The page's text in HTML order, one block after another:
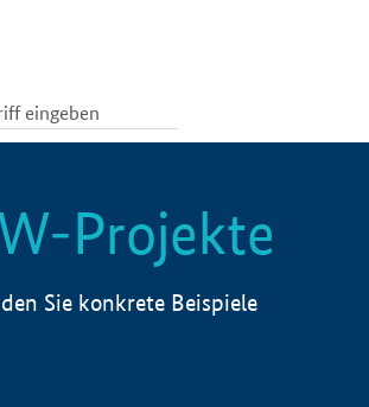
Projekte
Sie konkrete Beispiele